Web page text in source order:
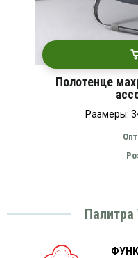
Полотенце
Размеры:
Опт
Палитра